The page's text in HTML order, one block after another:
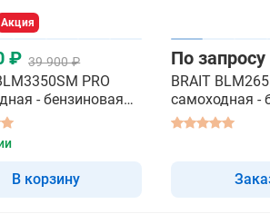
Акция
₽ 39 900 ₽
PRO
- бензиновая
В корзину
По запросу
BRAIT
самоходная -
газонокосилка